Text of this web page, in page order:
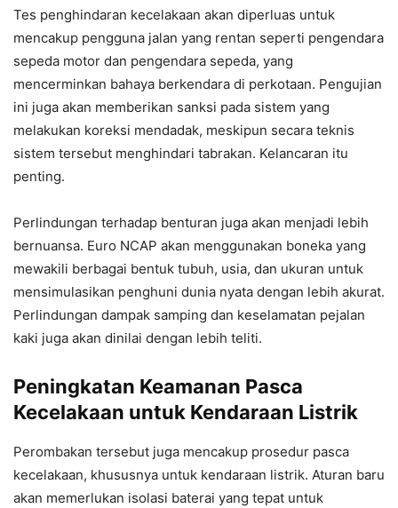
Tes penghindaran kecelakaan akan diperluas untuk
mencakup pengguna jalan yang rentan seperti pengendara
sepeda motor dan pengendara sepeda, yang
mencerminkan bahaya berkendara di perkotaan. Pengujian
ini juga akan memberikan sanksi pada sistem yang
melakukan koreksi mendadak, meskipun secara teknis
sistem tersebut menghindari tabrakan. Kelancaran itu
penting.
Perlindungan terhadap benturan juga akan menjadi lebih
bernuansa. Euro NCAP akan menggunakan boneka yang
mewakili berbagai bentuk tubuh, usia, dan ukuran untuk
mensimulasikan penghuni dunia nyata dengan lebih akurat.
Perlindungan dampak samping dan keselamatan pejalan
kaki juga akan dinilai dengan lebih teliti.
Peningkatan Keamanan Pasca
Kecelakaan untuk Kendaraan Listrik
Perombakan tersebut juga mencakup prosedur pasca
kecelakaan, khususnya untuk kendaraan listrik. Aturan baru
akan memerlukan isolasi baterai yang tepat untuk